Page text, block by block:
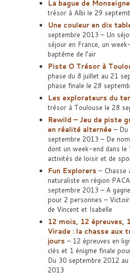
La bague de
trésor à Albi le 29
Une couleur en dix
septembre 2013 – Un
séjour en France, un
baptême de l’air
Piste O Trésor à
phase du 8 juillet au 21
phase finale le 28
Les explorateurs du
trésor à Toulouse le 28
Rewild – Jeu de piste
en réalité alternée – Du
septembre 2013 – De
dont un week-end dans le
activités de loisir et de
Fun Explorers – Chasse
naturaliste en région
septembre 2013 – A
pour 2 personnes –
de Vincent et Isabelle
12 mois, 12 épreuves,
Virade : la chasse aux
jours – 12 épreuves en
clés et 1 énigme finale
Du 30 septembre 2012
2013